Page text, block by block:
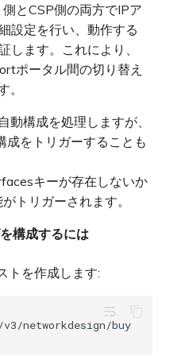
とCSP側の両方でIPア
設定を行い、動作する
します。これにより、
ポータル間の切り替え
。
動構成を処理しますが、
成をトリガーすることも
キーが存在しないか
トリガーされます。
構成するには
トを作成します:
wrap_text